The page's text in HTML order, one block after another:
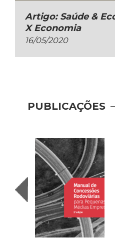
Artigo: Saúde &
X Economia
16/05/2020
PUBLICAÇÕES